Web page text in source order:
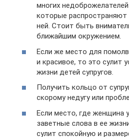
многих
которые распространяют
ней. Стоит быть
ближайшим окружением.
Если же место для
и красивое, то это сулит
жизни детей супругов.
Получить кольцо от
скорому недугу или
Если место, где женщина
заветные слова в ее
сулит спокойную и